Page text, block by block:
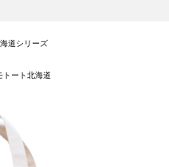
道シリーズ
トート北海道